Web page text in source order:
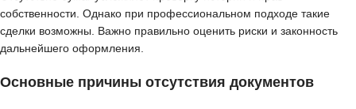
собственности. Однако при профессиональном подходе такие
сделки возможны. Важно правильно оценить риски и законность
дальнейшего оформления.
Основные причины отсутствия документов